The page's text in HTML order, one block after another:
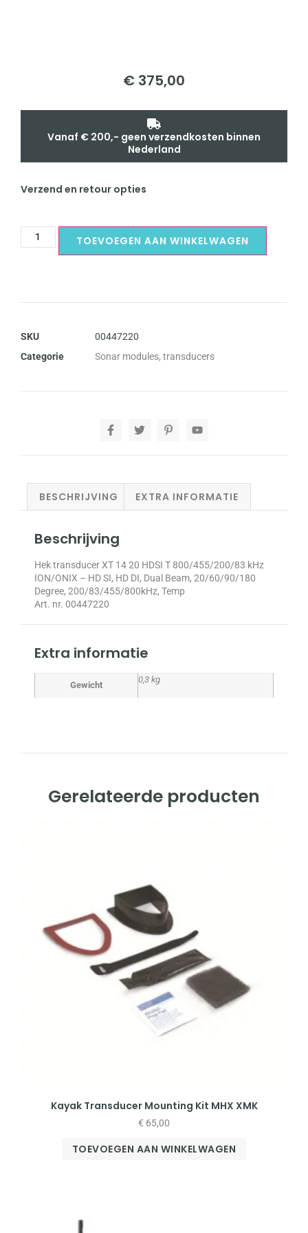
€ 375,00
Vanaf € 200,- geen verzendkosten binnen
Nederland
Verzend en retour opties
TOEVOEGEN AAN WINKELWAGEN
SKU
00447220
Categorie
Sonar modules, transducers
BESCHRIJVING EXTRA INFORMATIE
Beschrijving
Hek transducer XT 14 20 HDSI T 800/455/200/83 kHz
ION/ONIX – HD SI, HD DI, Dual Beam, 20/60/90/180
Degree, 200/83/455/800kHz, Temp
Art. nr. 00447220
Extra informatie
Gewicht
0,3 kg
Gerelateerde producten
Kayak Transducer Mounting Kit MHX XMK
€ 65,00
TOEVOEGEN AAN WINKELWAGEN